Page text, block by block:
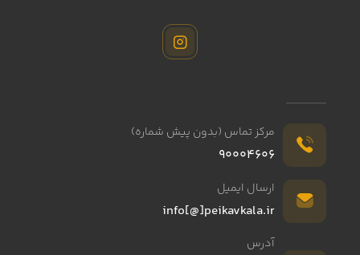
مرکز تماس (بدون پیش شماره)
90004606
ارسال ایمیل
info[@]peikavkala.ir
آدرس